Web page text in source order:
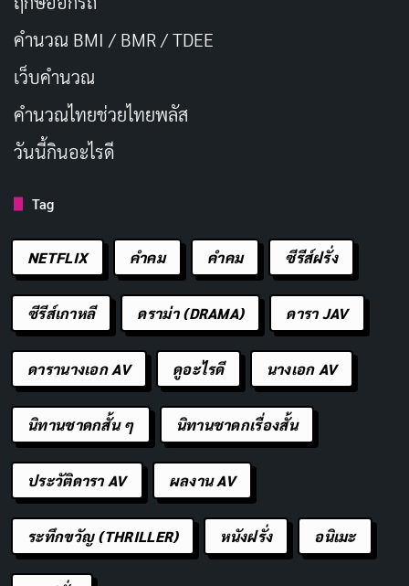
นักแสดงนำ
ชาติชาย ชินศรี
Hongte (segment
"The Procession")
อิษยา ฮอสุวรรณ
Koy (segment
"The Procession")
Naruemon
Sittiwang
Princess
(segment "The
Procession")
Anirut
Kayensee
Father Sala
(segment "The
Procession")
Jet Apirak
Saennam
Poppy (segment
"The Procession")
PJ
Pongsakorn
Jaichum
Kuea (segment
"The Procession")
TP
Teerayoot
Pantanan
Too (segment
"The Procession")
KS
Kanyarat
Donut (segment
สยองขวัญ - ผี (HORROR)
คำนวณ BMI / BMR / TDEE
เว็บคํานวณ
คํานวณไทยช่วยไทยพลัส
วันนี้กินอะไรดี
Tag
NETFLIX คำคม คําคม ซีรีส์ฝรั่ง
ซีรีส์เกาหลี ดราม่า (DRAMA) ดารา JAV
ดารานางเอก AV ดูอะไรดี นางเอก AV
นิทานชาดกสั้น ๆ นิทานชาดกเรื่องสั้น
ประวัติดารา AV ผลงาน AV
ระทึกขวัญ (THRILLER) หนังฝรั่ง อนิเมะ